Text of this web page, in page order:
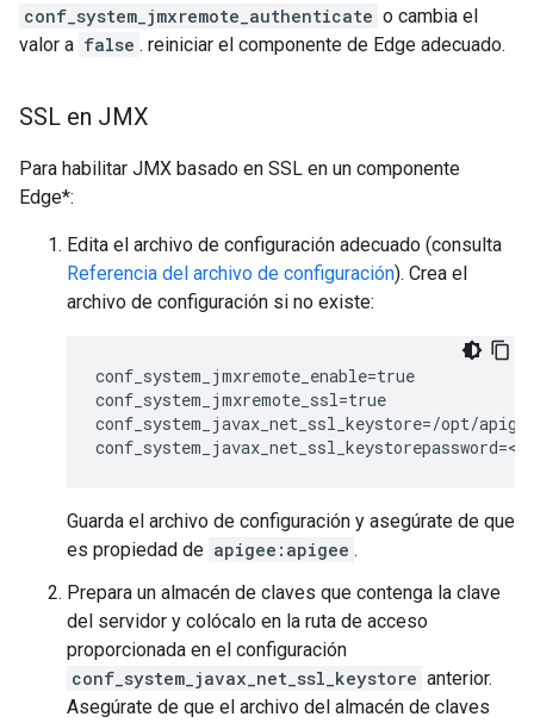
conf_system_jmxremote_authenticate o cambia el
valor a false . reiniciar el componente de Edge adecuado.
SSL en JMX
Para habilitar JMX basado en SSL en un componente
Edge*:
Edita el archivo de configuración adecuado (consulta
Referencia del archivo de configuración). Crea el
archivo de configuración si no existe:
conf_system_jmxremote_enable=true
conf_system_jmxremote_ssl=true
conf_system_javax_net_ssl_keystore=/opt/
Guarda el archivo de configuración y asegúrate de que
es propiedad de apigee:apigee .
Prepara un almacén de claves que contenga la clave
del servidor y colócalo en la ruta de acceso
proporcionada en el configuración
conf_system_javax_net_ssl_keystore anterior.
Asegúrate de que el archivo del almacén de claves